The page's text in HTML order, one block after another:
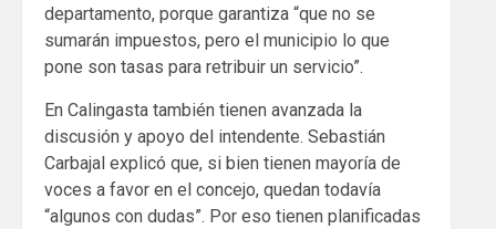
departamento, porque garantiza “que no se
sumarán impuestos, pero el municipio lo que
pone son tasas para retribuir un servicio”.
En Calingasta también tienen avanzada la
discusión y apoyo del intendente. Sebastián
Carbajal explicó que, si bien tienen mayoría de
voces a favor en el concejo, quedan todavía
“algunos con dudas”. Por eso tienen planificadas